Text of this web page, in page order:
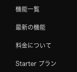
機能一覧
最新の機能
料金について
Starter プラン